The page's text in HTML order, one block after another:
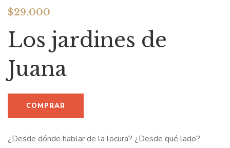
$29.000
Los jardines de
Juana
¿Desde dónde hablar de la locura? ¿Desde qué lado?